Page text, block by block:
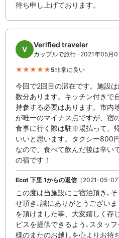
待ち申し上げております。
V
Verified traveler
カップルで旅行 · 2021年05月
5非常に良い
今回で2回目の滞在です。施設
数分あります。キッチン付きで
持参する必要はあります。市内
が唯一のマイナス点ですが、宿
食事に行く際は駐車場払って、
いいと思います。タクシー800
なので、食べて飲んだ後は辛い
の宿です！
Ecot 下里 1からの返信（2021-05-
この度は当施設にご宿泊頂き､
せ頂き､誠にありがとうござい
を頂けました事、大変嬉しく存
ビスを提供できるよう､スタッ
様のまたのお越しを心よりお待